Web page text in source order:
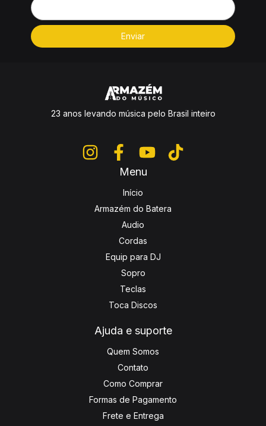
23 anos levando música pelo Brasil inteiro
Menu
Início
Armazém do Batera
Audio
Cordas
Equip para DJ
Sopro
Teclas
Toca Discos
Ajuda e suporte
Quem Somos
Contato
Como Comprar
Formas de Pagamento
Frete e Entrega